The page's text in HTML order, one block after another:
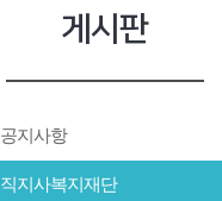
게시판
공지사항
직지사복지재단